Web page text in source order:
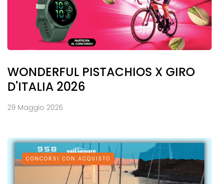
WONDERFUL PISTACHIOS X GIRO
D'ITALIA 2026
29 Maggio 2026
CONCORSI CON ACQUISTO